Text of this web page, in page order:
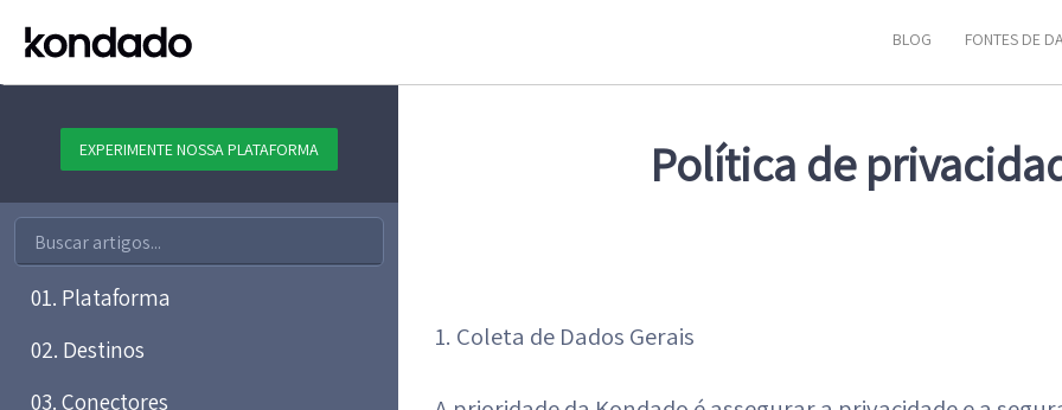
BLOG FONTES DE
EXPERIMENTE NOSSA PLATAFORMA
01. Plataforma
02. Destinos
03. Conectores
Política de
1. Coleta de Dados Gerais